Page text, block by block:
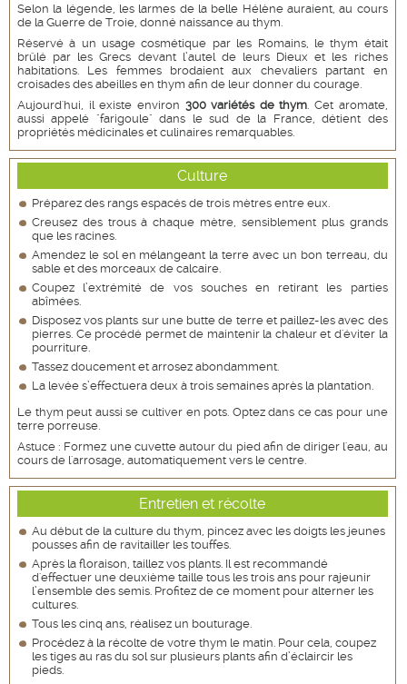
Selon la légende, les larmes de la belle Hélène auraient, au cours
de la Guerre de Troie, donné naissance au thym.
Réservé à un usage cosmétique par les Romains, le thym était
brûlé par les Grecs devant l’autel de leurs Dieux et les riches
habitations. Les femmes brodaient aux chevaliers partant en
croisades des abeilles en thym afin de leur donner du courage.
Aujourd'hui, il existe environ 300 variétés de thym. Cet aromate,
aussi appelé "farigoule" dans le sud de la France, détient des
propriétés médicinales et culinaires remarquables.
Culture
Préparez des rangs espacés de trois mètres entre eux.
Creusez des trous à chaque mètre, sensiblement plus grands
que les racines.
Amendez le sol en mélangeant la terre avec un bon terreau, du
sable et des morceaux de calcaire.
Coupez l’extrémité de vos souches en retirant les parties
abîmées.
Disposez vos plants sur une butte de terre et paillez-les avec des
pierres. Ce procédé permet de maintenir la chaleur et d'éviter la
pourriture.
Tassez doucement et arrosez abondamment.
La levée s’effectuera deux à trois semaines après la plantation.
Le thym peut aussi se cultiver en pots. Optez dans ce cas pour une
terre porreuse.
Astuce : Formez une cuvette autour du pied afin de diriger l'eau, au
cours de l'arrosage, automatiquement vers le centre.
Entretien et récolte
Au début de la culture du thym, pincez avec les doigts les jeunes
pousses afin de ravitailler les touffes.
Après la floraison, taillez vos plants. Il est recommandé
d'effectuer une deuxième taille tous les trois ans pour rajeunir
l’ensemble des semis. Profitez de ce moment pour alterner les
cultures.
Tous les cinq ans, réalisez un bouturage.
Procédez à la récolte de votre thym le matin. Pour cela, coupez
les tiges au ras du sol sur plusieurs plants afin d’éclaircir les
pieds.